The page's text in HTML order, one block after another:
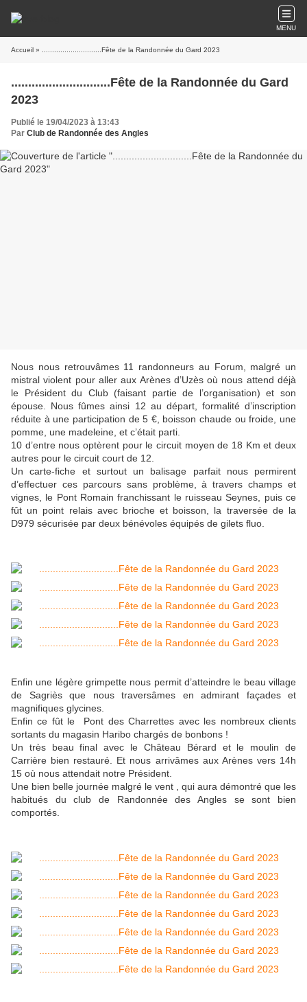
MENU
Accueil » .............................Fête de la Randonnée du Gard 2023
.............................Fête de la Randonnée du Gard
2023
Publié le 19/04/2023 à 13:43
Par Club de Randonnée des Angles
Nous nous retrouvâmes 11 randonneurs au Forum, malgré un
mistral violent pour aller aux Arènes d’Uzès où nous attend déjà
le Président du Club (faisant partie de l’organisation) et son
épouse. Nous fûmes ainsi 12 au départ, formalité d’inscription
réduite à une participation de 5 €, boisson chaude ou froide, une
pomme, une madeleine, et c’était parti.
10 d’entre nous optèrent pour le circuit moyen de 18 Km et deux
autres pour le circuit court de 12.
Un carte-fiche et surtout un balisage parfait nous permirent
d’effectuer ces parcours sans problème, à travers champs et
vignes, le Pont Romain franchissant le ruisseau Seynes, puis ce
fût un point relais avec brioche et boisson, la traversée de la
D979 sécurisée par deux bénévoles équipés de gilets fluo.
Enfin une légère grimpette nous permit d’atteindre le beau village
de Sagriès que nous traversâmes en admirant façades et
magnifiques glycines.
Enfin ce fût le Pont des Charrettes avec les nombreux clients
sortants du magasin Haribo chargés de bonbons !
Un très beau final avec le Château Bérard et le moulin de
Carrière bien restauré. Et nous arrivâmes aux Arènes vers 14h
15 où nous attendait notre Président.
Une bien belle journée malgré le vent , qui aura démontré que les
habitués du club de Randonnée des Angles se sont bien
comportés.